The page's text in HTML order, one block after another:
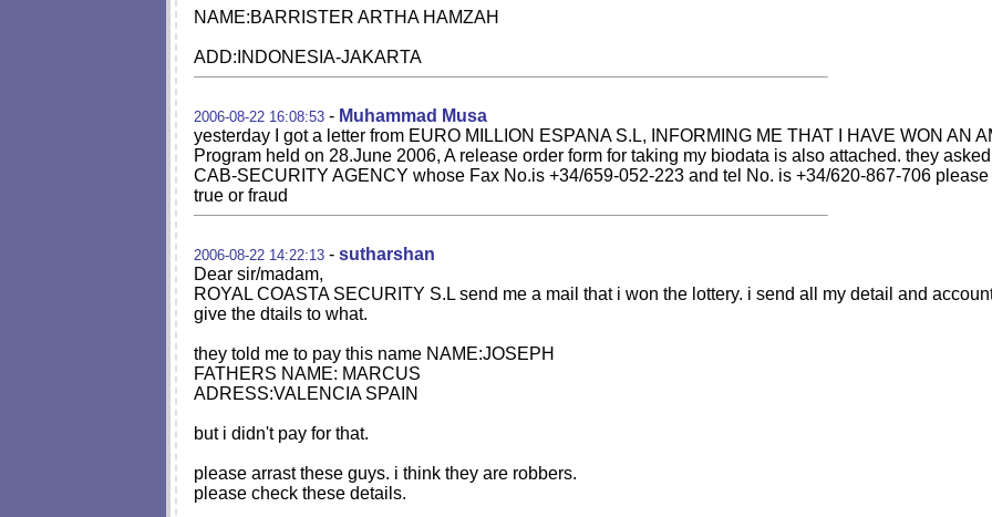
NAME:BARRISTER ARTHA HAMZAH
ADD:INDONESIA-JAKARTA
2006-08-22 16:08:53 - Muhammad Musa
yesterday I got a letter from EURO MILLION ESPANA S.L, INFORMING ME THAT I HAVE WON AN
Program held on 28.June 2006, A release order form for taking my biodata is also attached. they
CAB-SECURITY AGENCY whose Fax No.is +34/659-052-223 and tel No. is +34/620-867-706
true or fraud
2006-08-22 14:22:13 - sutharshan
Dear sir/madam,
ROYAL COASTA SECURITY S.L send me a mail that i won the lottery. i send all my detail and
give the dtails to what.
they told me to pay this name NAME:JOSEPH
FATHERS NAME: MARCUS
ADRESS:VALENCIA SPAIN
but i didn't pay for that.
please arrast these guys. i think they are robbers.
please check these details.